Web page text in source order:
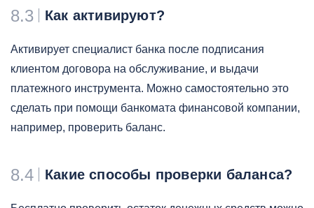
8.3 Как активируют?
Активирует специалист банка после подписания
клиентом договора на обслуживание, и выдачи
платежного инструмента. Можно самостоятельно это
сделать при помощи банкомата финансовой компании,
например, проверить баланс.
8.4 Какие способы проверки баланса?